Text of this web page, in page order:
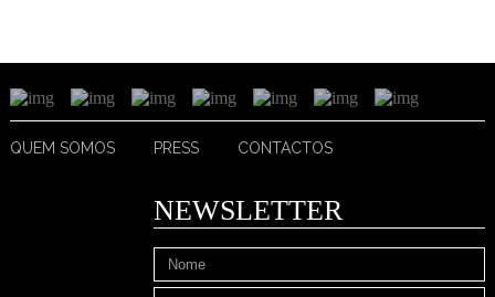
QUEM SOMOS PRESS CONTACTOS
NEWSLETTER